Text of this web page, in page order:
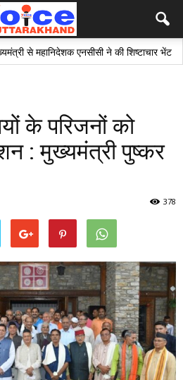
एनसीसी ने की शिष्टाचार भेंट » भारी
के परिजनों को
: मुख्यमंत्री पुष्कर
378